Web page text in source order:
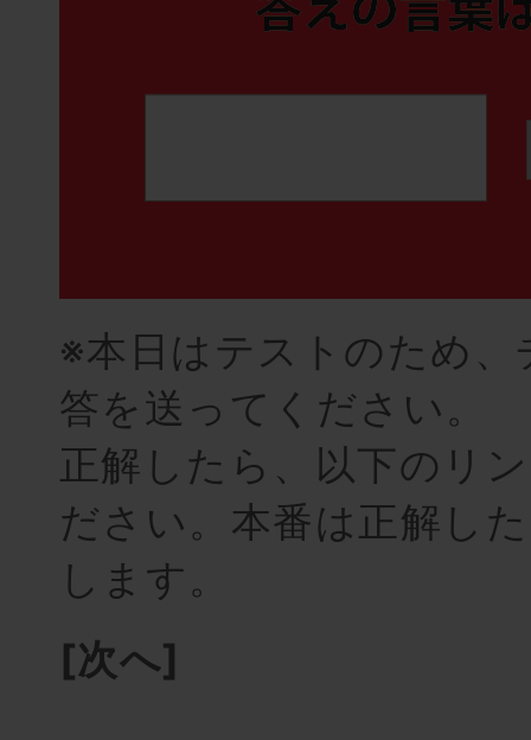
※本日はテストのため、
答を送ってください。
正解したら、以下のリ
ださい。本番は正解し
します。
[次へ]